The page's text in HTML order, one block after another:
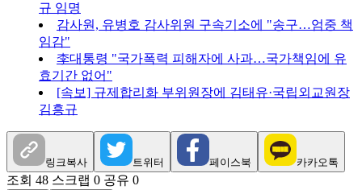
규 임명
감사원, 유병호 감사위원 구속기소에 "송구…엄중 책
임감"
李대통령 "국가폭력 피해자에 사과…국가책임에 유
효기간 없어"
[속보] 규제합리화 부위원장에 김태유·국립외교원장
김흥규
링크복사 트위터 페이스북 카카오톡
조회 48 스크랩 0 공유 0